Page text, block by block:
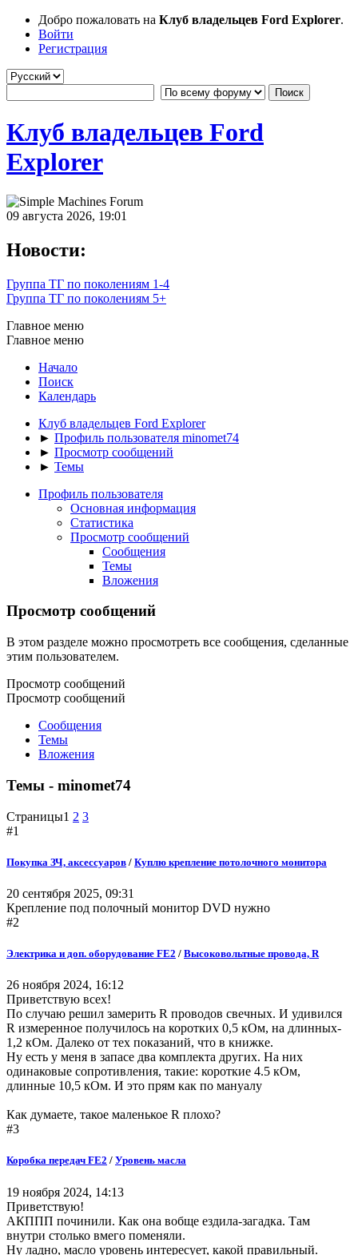
Добро пожаловать на Клуб владельцев Ford Explorer.
Войти
Регистрация
Клуб владельцев Ford
Explorer
09 августа 2026, 19:01
Новости:
Группа ТГ по поколениям 1-4
Группа ТГ по поколениям 5+
Главное меню
Главное меню
Начало
Поиск
Календарь
Клуб владельцев Ford Explorer
► Профиль пользователя minomet74
► Просмотр сообщений
► Темы
Профиль пользователя
Основная информация
Статистика
Просмотр сообщений
Сообщения
Темы
Вложения
Просмотр сообщений
В этом разделе можно просмотреть все сообщения, сделанные
этим пользователем.
Просмотр сообщений
Просмотр сообщений
Сообщения
Темы
Вложения
Темы - minomet74
Страницы1 2 3
#1
Покупка ЗЧ, аксессуаров / Куплю крепление потолочного монитора
20 сентября 2025, 09:31
Крепление под полочный монитор DVD нужно
#2
Электрика и доп. оборудование FE2 / Высоковольтные провода, R
26 ноября 2024, 16:12
Приветствую всех!
По случаю решил замерить R проводов свечных. И удивился
R измеренное получилось на коротких 0,5 кОм, на длинных-
1,2 кОм. Далеко от тех показаний, что в книжке.
Ну есть у меня в запасе два комплекта других. На них
одинаковые сопротивления, такие: короткие 4.5 кОм,
длинные 10,5 кОм. И это прям как по мануалу
Как думаете, такое маленькое R плохо?
#3
Коробка передач FE2 / Уровень масла
19 ноября 2024, 14:13
Приветствую!
АКППП починили. Как она вобще ездила-загадка. Там
внутри столько вмего поменяли.
Ну ладно, масло уровень интересует, какой правильный.